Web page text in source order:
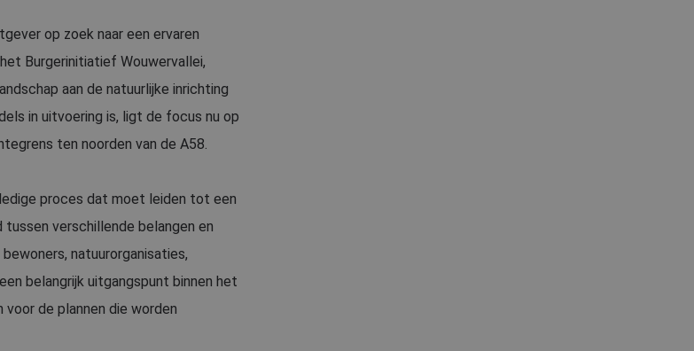
op zoek naar een ervaren
Burgerinitiatief Wouwervallei,
aan de natuurlijke inrichting
in uitvoering is, ligt de focus nu op
ten noorden van de A58.
proces dat moet leiden tot een
verschillende belangen en
natuurorganisaties,
belangrijk uitgangspunt binnen het
de plannen die worden